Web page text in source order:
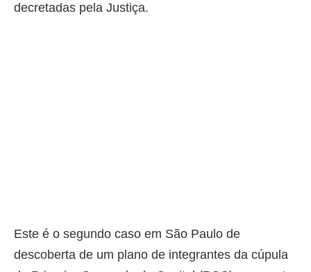
decretadas pela Justiça.
Este é o segundo caso em São Paulo de
descoberta de um plano de integrantes da cúpula